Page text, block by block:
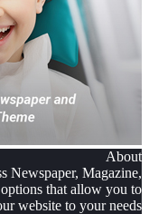
About
Newspaper, Magazine,
that allow you to
website to your needs.